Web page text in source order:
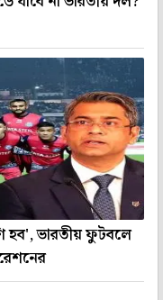
হব', ভারতীয় ফুটবলে